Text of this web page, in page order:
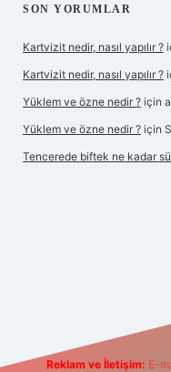
SON YORUMLAR
Kartvizit nedir, nasıl yapılır ?
Kartvizit nedir, nasıl yapılır ?
Yüklem ve özne nedir ? için
Yüklem ve özne nedir ? için
Tencerede biftek ne kadar
Reklam ve İletişim: E-